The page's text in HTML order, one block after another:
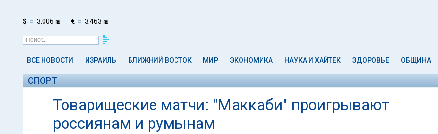
$ 3.006 ₪ € 3.463 ₪
ВСЕ НОВОСТИ ИЗРАИЛЬ БЛИЖНИЙ ВОСТОК МИР ЭКОНОМИКА НАУКА И ХАЙТЕК ЗДОРОВЬЕ ОБЩИНА
СПОРТ
Товарищеские матчи: "Маккаби" проигрывают
россиянам и румынам